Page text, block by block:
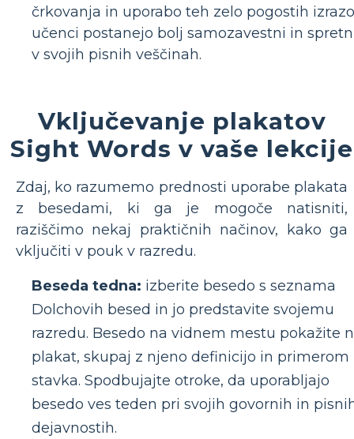
črkovanja in uporabo teh zelo pogostih
učenci postanejo bolj samozavestni in
v svojih pisnih veščinah.
Vključevanje plakatov
Sight Words v vaše lekcije
Zdaj, ko razumemo prednosti uporabe plakata
z besedami, ki ga je mogoče natisniti,
raziščimo nekaj praktičnih načinov, kako ga
vključiti v pouk v razredu.
Beseda tedna: izberite besedo s seznama
Dolchovih besed in jo predstavite svojemu
razredu. Besedo na vidnem mestu pokažite
plakat, skupaj z njeno definicijo in primerom
stavka. Spodbujajte otroke, da uporabljajo
besedo ves teden pri svojih govornih in
dejavnostih.